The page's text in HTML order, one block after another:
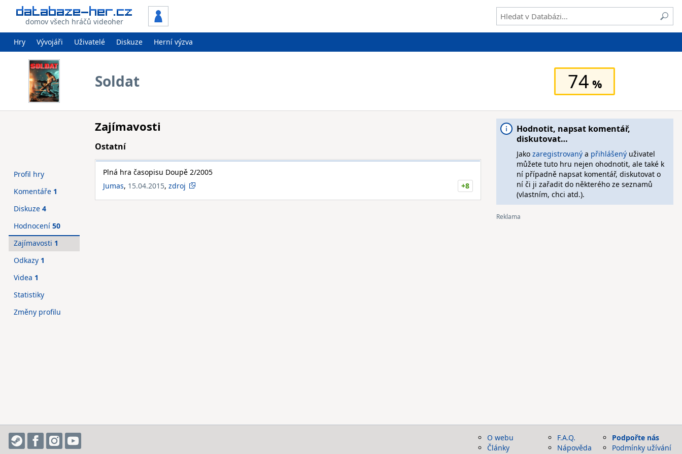
domov všech hráčů videoher
Hry Vývojáři Uživatelé Diskuze Herní výzva
Soldat 74
Zajímavosti
Ostatní
Plná hra časopisu Doupě 2/2005
Jumas, 15.04.2015, zdroj +8
Profil hry
Komentáře 1
Diskuze 4
Hodnocení 50
Zajímavosti 1
Odkazy 1
Videa 1
Statistiky
Změny profilu
Hodnotit, napsat komentář,
diskutovat…
Jako zaregistrovanýa přihlášenýuživatel
můžete tuto hru nejen ohodnotit, ale také k
ní případně napsat komentář, diskutovat o
ní či ji zařadit do některého ze seznamů
(vlastním, chci atd.).
O webu
Články
F.A.Q.
Nápověda
Podpořte nás
Podmínky užívání